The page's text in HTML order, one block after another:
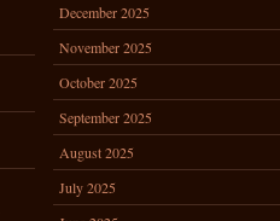
December 2025
November 2025
October 2025
September 2025
August 2025
July 2025